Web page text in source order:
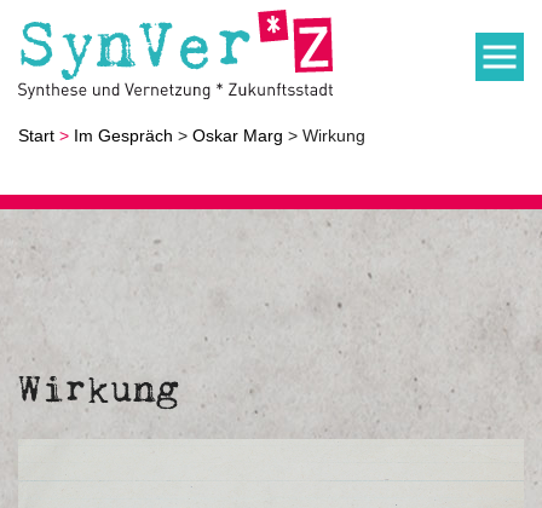
Start > Im Gespräch > Oskar Marg > Wirkung
Wirkung